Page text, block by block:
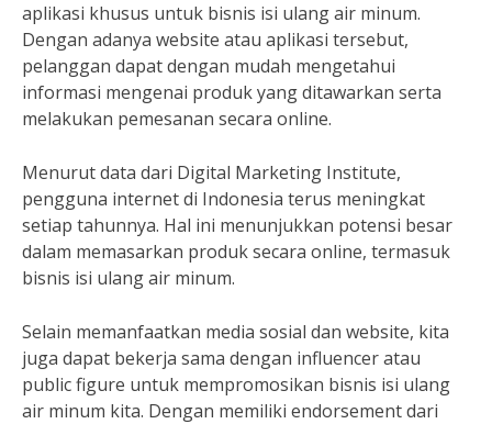
aplikasi khusus untuk bisnis isi ulang air minum.
Dengan adanya website atau aplikasi tersebut,
pelanggan dapat dengan mudah mengetahui
informasi mengenai produk yang ditawarkan serta
melakukan pemesanan secara online.
Menurut data dari Digital Marketing Institute,
pengguna internet di Indonesia terus meningkat
setiap tahunnya. Hal ini menunjukkan potensi besar
dalam memasarkan produk secara online, termasuk
bisnis isi ulang air minum.
Selain memanfaatkan media sosial dan website, kita
juga dapat bekerja sama dengan influencer atau
public figure untuk mempromosikan bisnis isi ulang
air minum kita. Dengan memiliki endorsement dari